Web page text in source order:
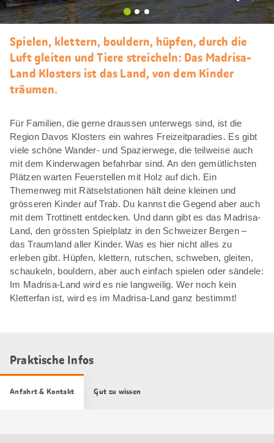
Als
Spielen, klettern, bouldern, hüpfen, durch die
Luft gleiten und Tiere streicheln: Das Madrisa-
Land Klosters ist das Land, von dem Kinder
träumen.
Für Familien, die gerne draussen unterwegs sind, ist die
Region Davos Klosters ein wahres Freizeitparadies. Es gibt
viele schöne Wander- und Spazierwege, die teilweise auch
mit dem Kinderwagen befahrbar sind. An den gemütlichsten
Plätzen warten Feuerstellen mit Holz auf dich. Ein
Themenweg mit Rätselstationen hält deine kleinen und
grösseren Kinder auf Trab. Du kannst die Gegend aber auch
mit dem Trottinett entdecken. Und dann gibt es das Madrisa-
Land, den grössten Spielplatz in den Schweizer Bergen –
das Traumland aller Kinder. Was es hier nicht alles zu
erleben gibt. Hüpfen, klettern, rutschen, schweben, gleiten,
schaukeln, bouldern, aber auch einfach spielen oder sändele:
Im Madrisa-Land wird es nie langweilig. Wer noch kein
Kletterfan ist, wird es im Madrisa-Land ganz bestimmt!
Praktische Infos
Anfahrt & Kontakt Gut zu wissen